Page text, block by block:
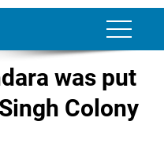
was put
Colony